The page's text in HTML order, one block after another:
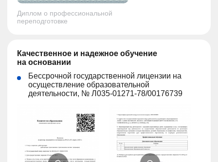
Диплом о профессиональной
переподготовке
Качественное и надежное обучение
на основании
Бессрочной государственной лицензии на
осуществление образовательной
деятельности, № Л035-01271-78/00176739